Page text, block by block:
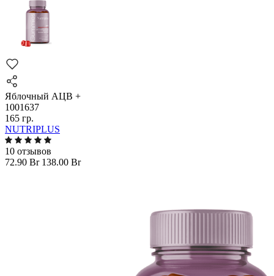
Яблочный AЦВ +
1001637
165 гр.
NUTRIPLUS
10 отзывов
72.90 Br 138.00 Br